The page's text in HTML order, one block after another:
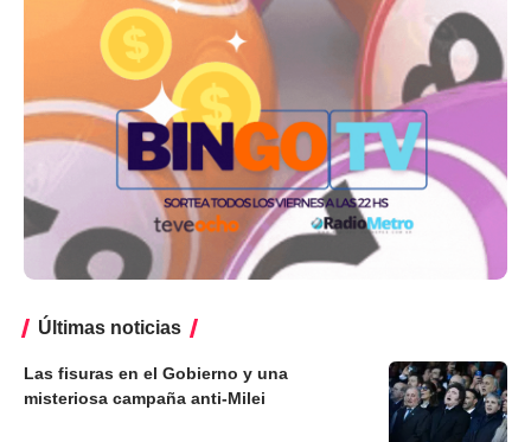
Últimas noticias
Las fisuras en el Gobierno y una
misteriosa campaña anti-Milei